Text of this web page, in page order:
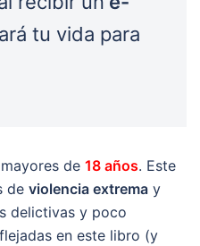
tu vida para
de 18 años. Este
de violencia extrema y
delictivas y poco
en este libro (y